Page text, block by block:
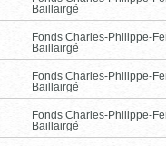
Baillairgé
Fonds Charles-Philippe-
Baillairgé
Fonds Charles-Philippe-
Baillairgé
Fonds Charles-Philippe-
Baillairgé